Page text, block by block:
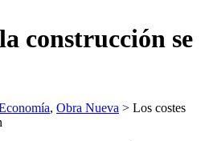
construcción se
, Obra Nueva > Los costes